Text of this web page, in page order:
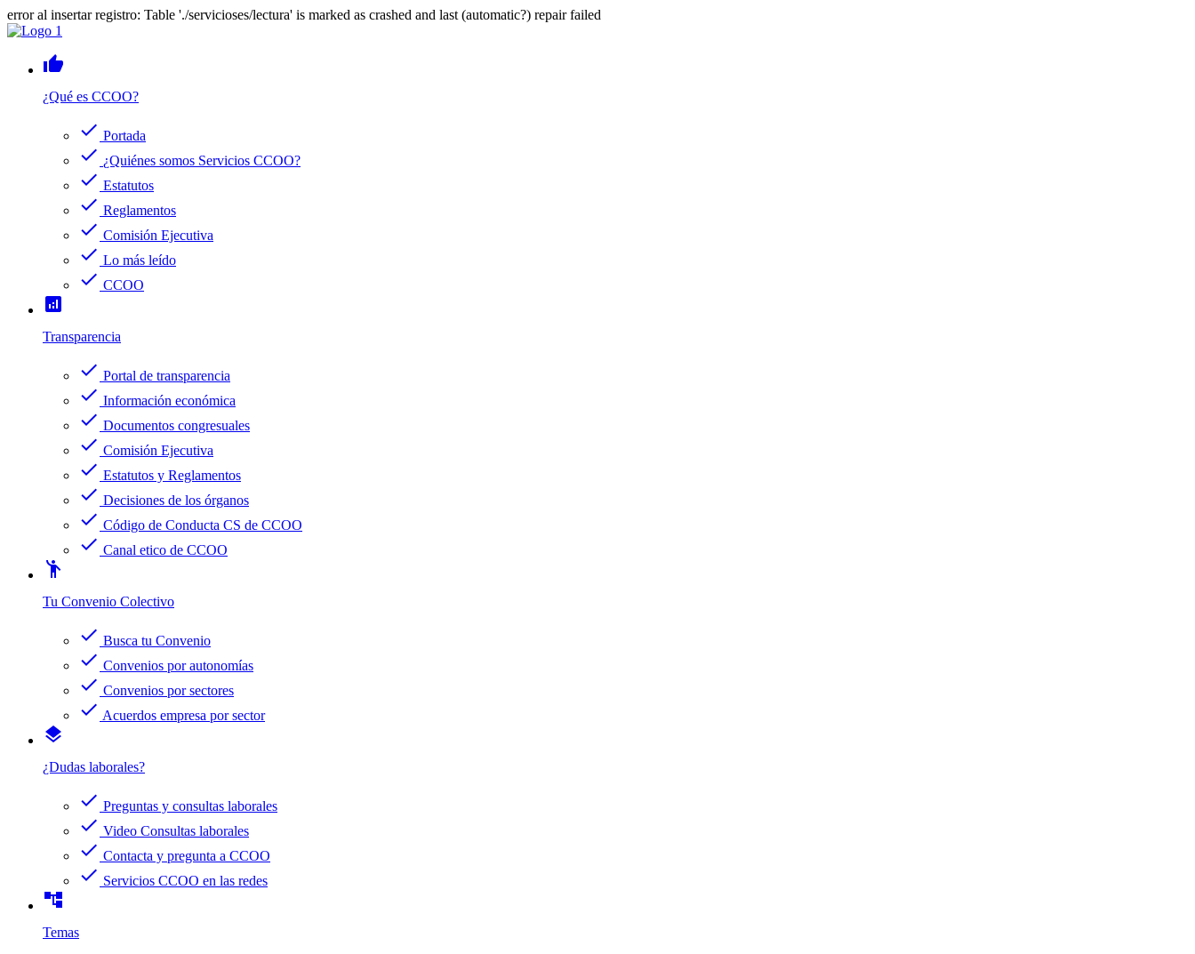
error al insertar registro: Table './servicioses/lectura' is marked as crashed and last (automatic?) repair failed
thumb_up
¿Qué es CCOO?
check Portada
check ¿Quiénes somos Servicios CCOO?
check Estatutos
check Reglamentos
check Comisión Ejecutiva
check Lo más leído
check CCOO
analytics
Transparencia
check Portal de transparencia
check Información económica
check Documentos congresuales
check Comisión Ejecutiva
check Estatutos y Reglamentos
check Decisiones de los órganos
check Código de Conducta CS de CCOO
check Canal etico de CCOO
emoji_people
Tu Convenio Colectivo
check Busca tu Convenio
check Convenios por autonomías
check Convenios por sectores
check Acuerdos empresa por sector
layers
¿Dudas laborales?
check Preguntas y consultas laborales
check Video Consultas laborales
check Contacta y pregunta a CCOO
check Servicios CCOO en las redes
account_tree
Temas